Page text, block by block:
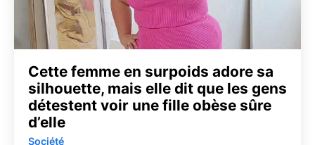
Cette femme en surpoids adore sa
silhouette, mais elle dit que les gens
détestent voir une fille obèse sûre
d’elle
Société